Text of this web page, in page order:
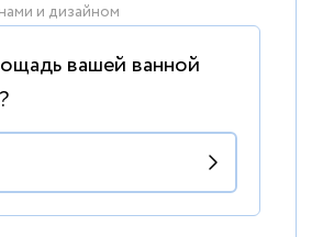
и дизайном
вашей ванной